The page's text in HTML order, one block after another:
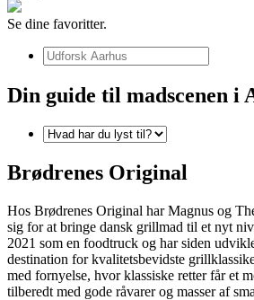
Se dine favoritter.
Din guide til madscenen i
Brødrenes Original
Hos Brødrenes Original har Magnus og
sig for at bringe dansk grillmad til et nyt
2021 som en foodtruck og har siden
destination for kvalitetsbevidste
med fornyelse, hvor klassiske retter får et
tilberedt med gode råvarer og masser af